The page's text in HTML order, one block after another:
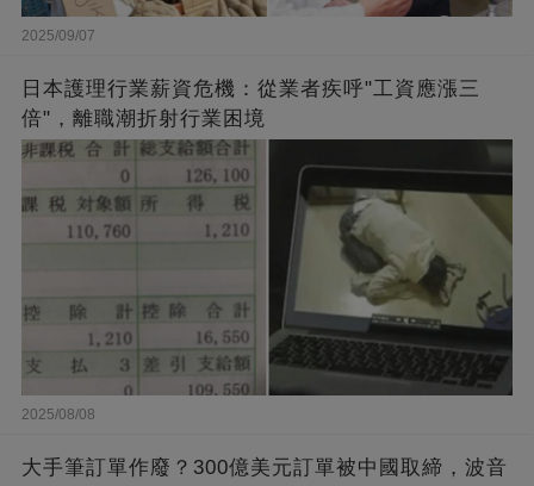
2025/09/07
日本護理行業薪資危機：從業者疾呼"工資應漲三
倍"，離職潮折射行業困境
2025/08/08
大手筆訂單作廢？300億美元訂單被中國取締，波音